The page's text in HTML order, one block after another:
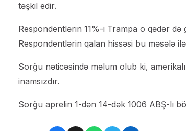
təşkil edir.
Respondentlərin 11%-i Trampa o qədər də
Respondentlərin qalan hissəsi bu məsələ
Sorğu nəticəsində məlum olub ki,
inamsızdır.
Sorğu aprelin 1-dən 14-dək 1006 ABŞ-lı